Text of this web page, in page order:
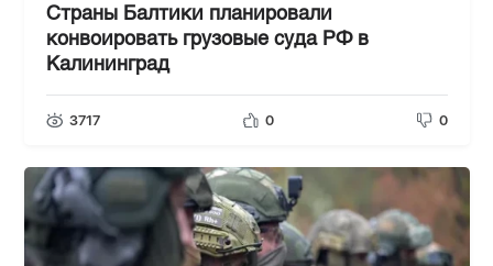
Страны Балтики планировали
конвоировать грузовые суда РФ в
Калининград
3717 0 0